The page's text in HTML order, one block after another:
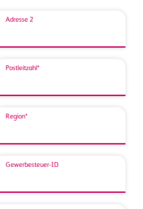
Adresse 2
Postleitzahl*
Region*
Gewerbesteuer-ID